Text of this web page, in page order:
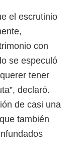
el escrutinio
con
se especuló
tener
declaró.
de casi una
también